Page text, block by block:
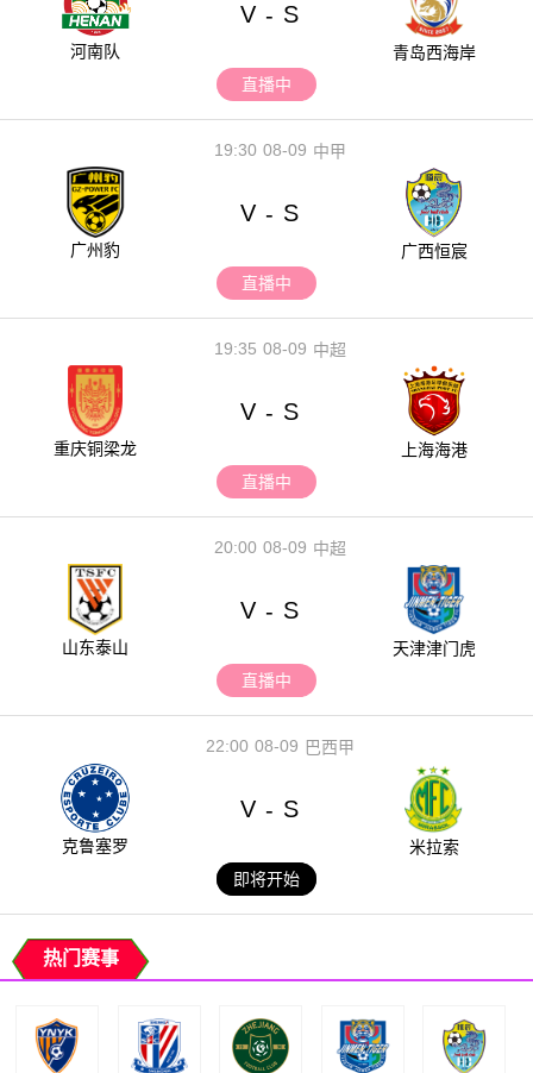
河南队
V - S
青岛西海岸
直播中
08-09
19:30 中甲
广州豹
V - S
广西恒宸
直播中
08-09
19:35 中超
重庆铜梁龙
V - S
上海海港
直播中
08-09
20:00 中超
山东泰山
V - S
天津津门虎
直播中
08-09
22:00 巴西甲
克鲁塞罗
V - S
米拉索
即将开始
热门赛事